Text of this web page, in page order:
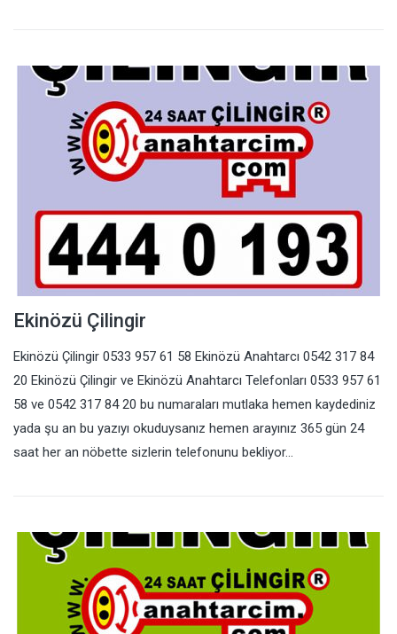
Ekinözü Çilingir
Ekinözü Çilingir 0533 957 61 58 Ekinözü Anahtarcı 0542 317 84
20 Ekinözü Çilingir ve Ekinözü Anahtarcı Telefonları 0533 957 61
58 ve 0542 317 84 20 bu numaraları mutlaka hemen kaydediniz
yada şu an bu yazıyı okuduysanız hemen arayınız 365 gün 24
saat her an nöbette sizlerin telefonunu bekliyor…